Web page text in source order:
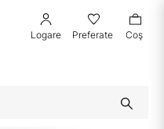
Logare Preferate Coş